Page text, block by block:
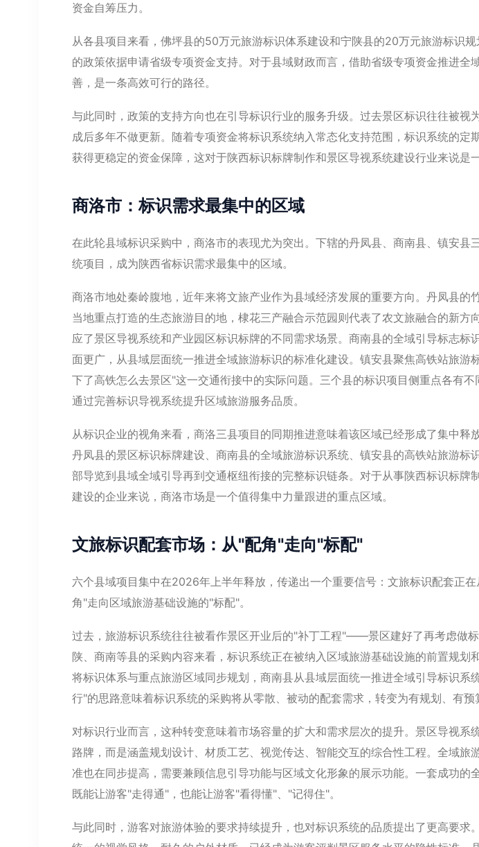
资金自筹压力。
从各县项目来看，佛坪县的50万元旅游标识体系建设和宁陕县的20万元旅游标识
的政策依据申请省级专项资金支持。对于县域财政而言，借助省级专项资金推进全
善，是一条高效可行的路径。
与此同时，政策的支持方向也在引导标识行业的服务升级。过去景区标识往往被视
成后多年不做更新。随着专项资金将标识系统纳入常态化支持范围，标识系统的定
获得更稳定的资金保障，这对于陕西标识标牌制作和景区导视系统建设行业来说是
商洛市：标识需求最集中的区域
在此轮县域标识采购中，商洛市的表现尤为突出。下辖的丹凤县、商南县、镇安县
统项目，成为陕西省标识需求最集中的区域。
商洛市地处秦岭腹地，近年来将文旅产业作为县域经济发展的重要方向。丹凤县的
当地重点打造的生态旅游目的地，棣花三产融合示范园则代表了农文旅融合的新方
应了景区导视系统和产业园区标识标牌的不同需求场景。商南县的全域引导标志标
面更广，从县域层面统一推进全域旅游标识的标准化建设。镇安县聚焦高铁站旅游
下了高铁怎么去景区"这一交通衔接中的实际问题。三个县的标识项目侧重点各有
通过完善标识导视系统提升区域旅游服务品质。
从标识企业的视角来看，商洛三县项目的同期推进意味着该区域已经形成了集中释
丹凤县的景区标识标牌建设、商南县的全域旅游标识系统、镇安县的高铁站旅游标
部导览到县域全域引导再到交通枢纽衔接的完整标识链条。对于从事陕西标识标牌
建设的企业来说，商洛市场是一个值得集中力量跟进的重点区域。
文旅标识配套市场：从"配角"走向"标配"
六个县域项目集中在2026年上半年释放，传递出一个重要信号：文旅标识配套正
角"走向区域旅游基础设施的"标配"。
过去，旅游标识系统往往被看作景区开业后的"补丁工程"——景区建好了再考虑做
陕、商南等县的采购内容来看，标识系统正在被纳入区域旅游基础设施的前置规划
将标识体系与重点旅游区域同步规划，商南县从县域层面统一推进全域引导标识系
行"的思路意味着标识系统的采购将从零散、被动的配套需求，转变为有规划、有预
对标识行业而言，这种转变意味着市场容量的扩大和需求层次的提升。景区导视系
路牌，而是涵盖规划设计、材质工艺、视觉传达、智能交互的综合性工程。全域旅
准也在同步提高，需要兼顾信息引导功能与区域文化形象的展示功能。一套成功的
既能让游客"走得通"，也能让游客"看得懂"、"记得住"。
与此同时，游客对旅游体验的要求持续提升，也对标识系统的品质提出了更高要求